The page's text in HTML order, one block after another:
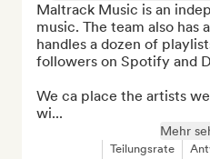
Maltrack Music is an
music. The team also has
handles a dozen of
followers on Spotify and
We ca place the artists
wi...
Mehr
Teilungsrate